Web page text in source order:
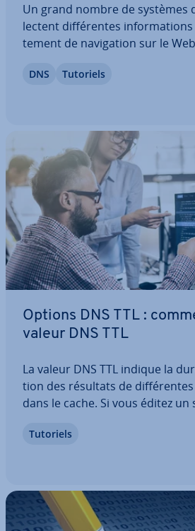
Un grand nombre de systèmes
lec­tent dif­fé­rentes
te­ment de na­vi­ga­tion sur le
un aperçu de votre activité sur
DNS Tutoriels
Options DNS TTL :
valeur DNS TTL
La valeur DNS TTL indique la
tion des résultats de dif­fé­rentes
dans le cache. Si vous éditez
valeur DNS TTL de celui-ci. Voici
Tutoriels